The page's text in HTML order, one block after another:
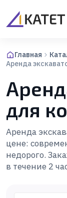
Главная
Аренда
для
Аренда
цене:
недорого.
в течение 2